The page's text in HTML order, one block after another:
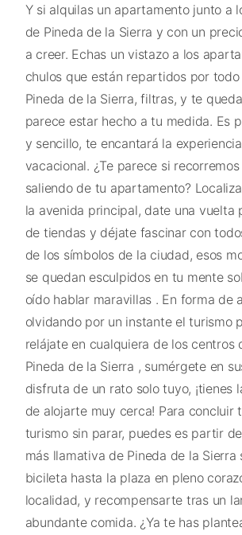
Y si alquilas un apartamento junto a
de Pineda de la Sierra y con un
a creer. Echas un vistazo a los
chulos que están repartidos por
Pineda de la Sierra, filtras, y te
parece estar hecho a tu medida. Es
y sencillo, te encantará la
vacacional. ¿Te parece si
saliendo de tu apartamento?
la avenida principal, date una vuelta
de tiendas y déjate fascinar con
de los símbolos de la ciudad, esos
se quedan esculpidos en tu mente
oído hablar maravillas . En forma de
olvidando por un instante el turismo
relájate en cualquiera de los centros
Pineda de la Sierra , sumérgete en
disfruta de un rato solo tuyo, ¡tienes
de alojarte muy cerca! Para concluir
turismo sin parar, puedes es partir
más llamativa de Pineda de la Sierra
bicileta hasta la plaza en pleno
localidad, y recompensarte tras un
abundante comida. ¿Ya te has